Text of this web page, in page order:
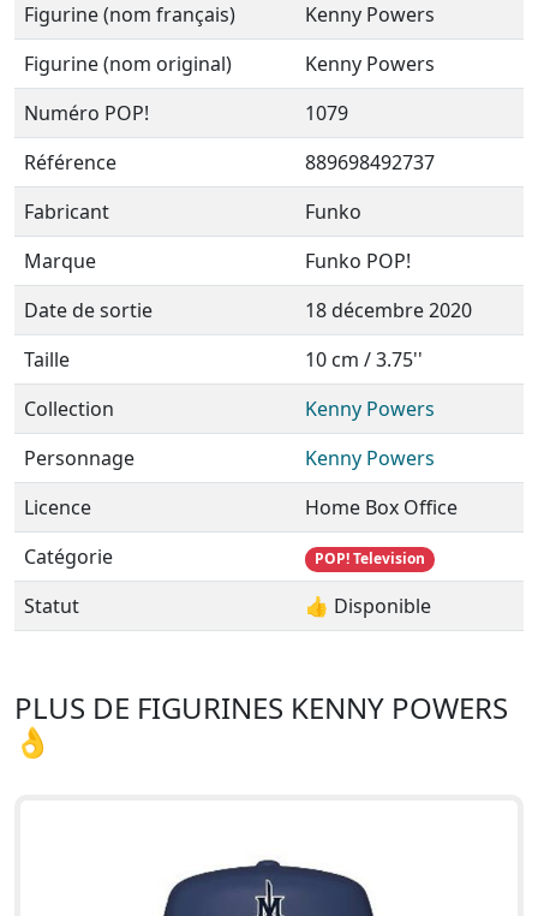
Figurine (nom français)
Kenny Powers
Figurine (nom original)
Kenny Powers
Numéro POP!
1079
Référence
889698492737
Fabricant
Funko
Marque
Funko POP!
Date de sortie
18 décembre 2020
Taille
10 cm / 3.75''
Collection
Kenny Powers
Personnage
Kenny Powers
Licence
Home Box Office
Catégorie
POP! Television
Statut 👍 Disponible
PLUS DE FIGURINES KENNY POWERS
👌